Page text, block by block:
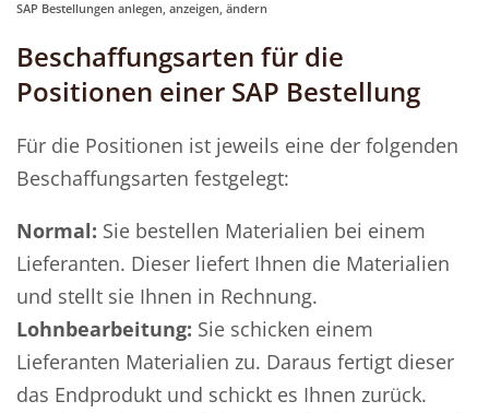
SAP Bestellungen anlegen, anzeigen, ändern
Beschaffungsarten für die
Positionen einer SAP Bestellung
Für die Positionen ist jeweils eine der folgenden
Beschaffungsarten festgelegt:
Normal: Sie bestellen Materialien bei einem
Lieferanten. Dieser liefert Ihnen die Materialien
und stellt sie Ihnen in Rechnung.
Lohnbearbeitung: Sie schicken einem
Lieferanten Materialien zu. Daraus fertigt dieser
das Endprodukt und schickt es Ihnen zurück.